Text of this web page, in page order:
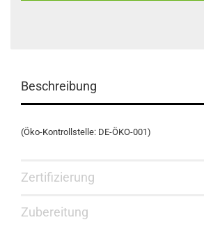
Beschreibung
(Öko-Kontrollstelle: DE-ÖKO-001)
Zertifizierung
Zubereitung